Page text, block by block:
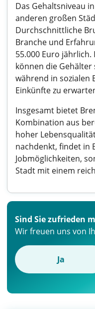
Das Gehaltsniveau
anderen großen
Durchschnittliche
Branche und
55.000 Euro
können die
während in sozialen
Einkünfte zu
Insgesamt bietet
Kombination aus
hoher
nachdenkt, findet in
Jobmöglichkeiten,
Stadt mit einem
Sind Sie zufrieden
Wir freuen uns von
Ja